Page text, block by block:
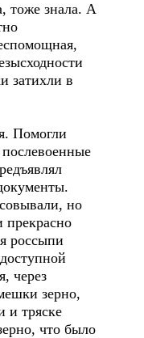
тоже знала. А
затихли в
Помогли
но
прекрасно
россыпи
через
зерно,
и тряске
что было